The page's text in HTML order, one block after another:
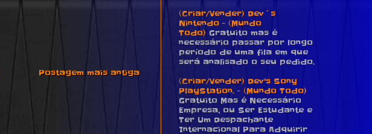
Postagem mais antiga
(Criar/Vender) Dev´s
Nintendo - (Mundo
Todo) Gratuito mas é
necessário passar por longo
período de uma fila em que
será analisado o seu pedido.
(Criar/Vender) Dev's Sony
PlayStation. - (Mundo Todo)
Gratuito Mas é Necessário
Empresa, ou Ser Estudante e
Ter Um Despachante
Internacional Para Adquirir